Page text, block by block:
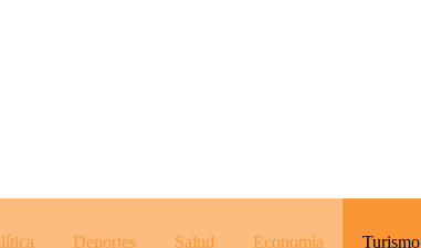
Deportes Salud Economía Turismo